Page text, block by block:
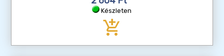
Készleten
add_shopping_cart